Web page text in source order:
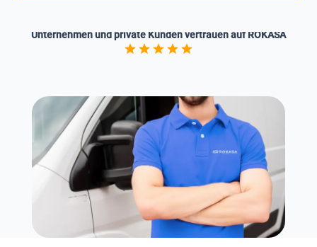
Unternehmen und private Kunden vertrauen auf ROKASA